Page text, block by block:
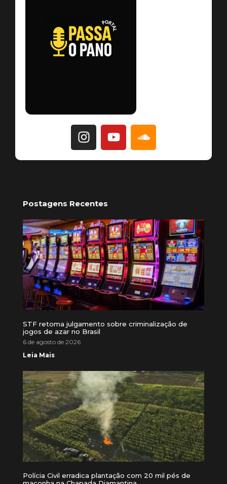
Postagens Recentes
STF retoma julgamento sobre criminalização de
jogos de azar no Brasil
6 de agosto de 2026
Leia Mais
Polícia Civil erradica plantação com 20 mil pés de